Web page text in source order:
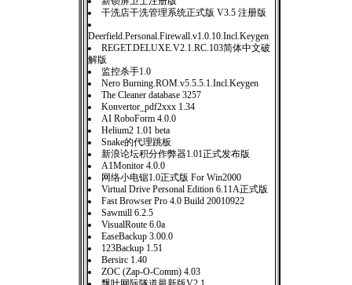
干洗店干洗管理系统正式版 V3.5 注册版
Deerfield.Personal.Firewall.v1.0.10.Incl.Keygen
REGET.DELUXE.V2.1.RC.103简体中文破
解版
监控杀手1.0
Nero Burning.ROM.v5.5.5.1.Incl.Keygen
The Cleaner database 3257
Konvertor_pdf2xxx 1.34
AI RoboForm 4.0.0
Helium2 1.01 beta
Snake的代理跳板
新浪论坛积分作弊器1.01正式发布版
A1Monitor 4.0.0
网络小电锯1.0正式版 For Win2000
Virtual Drive Personal Edition 6.11A正式版
Fast Browser Pro 4.0 Build 20010922
Sawmill 6.2.5
VisualRoute 6.0a
EaseBackup 3.00.0
123Backup 1.51
Bersirc 1.40
ZOC (Zap-O-Comm) 4.03